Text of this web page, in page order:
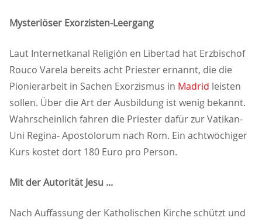
Mysteriöser Exorzisten-Leergang
Laut Internetkanal Religión en Libertad hat Erzbischof
Rouco Varela bereits acht Priester ernannt, die die
Pionierarbeit in Sachen Exorzismus in Madrid leisten
sollen. Über die Art der Ausbildung ist wenig bekannt.
Wahrscheinlich fahren die Priester dafür zur Vatikan-
Uni Regina- Apostolorum nach Rom. Ein achtwöchiger
Kurs kostet dort 180 Euro pro Person.
Mit der Autorität Jesu ...
Nach Auffassung der Katholischen Kirche schützt und